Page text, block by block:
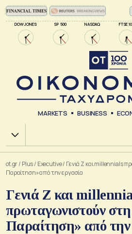
DOW JONES SP 500 NASDAQ FTSE
MARKETS BUSINESS
Χ.Α.
ot.gr/ Plus/ Executive/ Γενιά Z και millennials
Παραίτηση» από την εργασία
Γενιά Z και
πρωταγωνιστούν
Παραίτηση» από την